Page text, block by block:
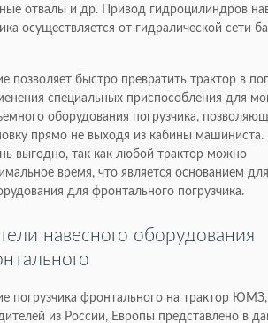
отвалы и др. Привод гидроцилиндров
осуществляется от гидралической сети
позволяет быстро превратить трактор в
специальных приспособления для
оборудования погрузчика,
прямо не выходя из кабины машиниста.
выгодно, так как любой трактор можно
время, что является основанием для
для фронтального погрузчика.
навесного оборудования
погрузчика фронтального на трактор
из России, Европы представлено в